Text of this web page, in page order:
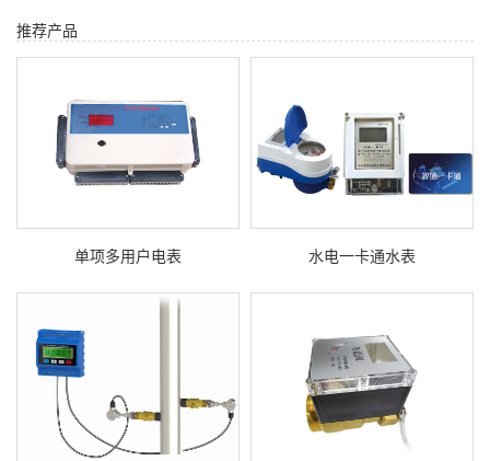
推荐产品
单项多用户电表 水电一卡通水表